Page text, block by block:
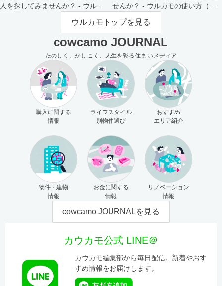
人を探してみませんか？ - ウルカ
せんか？ - ウルカモの使い方（買
主さま向け）
ウルカモトップを見る
cowcamo JOURNAL
たのしく、かしこく、人生を彩る住まいメディア
購入に関する
情報
ライフスタイル
別物件選び
おすすめ
エリア紹介
物件・建物
情報
お金に関する
情報
リノベーション
情報
cowcamo JOURNALを見る
カウカモ公式 LINE＠
カウカモ編集部から毎日配信。新着やおす
すめ情報をお届けします。